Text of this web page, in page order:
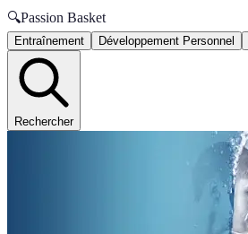
🔍Passion Basket
Entraînement Développement Personnel
Rechercher